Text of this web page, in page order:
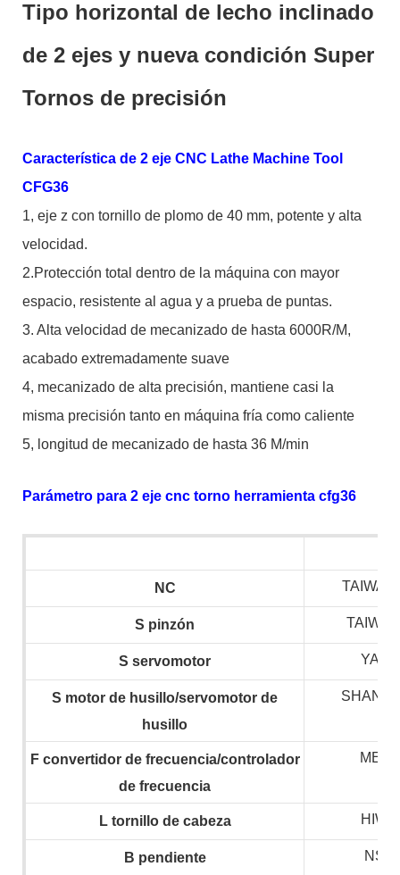
Tipo horizontal de lecho inclinado
de 2 ejes y nueva condición Super
Tornos de precisión
Característica de 2 eje CNC Lathe Machine Tool
CFG36
1, eje z con tornillo de plomo de 40 mm, potente y alta
velocidad.
2.Protección total dentro de la máquina con mayor
espacio, resistente al agua y a prueba de puntas.
3. Alta velocidad de mecanizado de hasta 6000R/M,
acabado extremadamente suave
4, mecanizado de alta precisión, mantiene casi la
misma precisión tanto en máquina fría como caliente
5, longitud de mecanizado de hasta 36 M/min
Parámetro para 2 eje cnc torno herramienta cfg36
NC
S pinzón
S servomotor
S motor de husillo/servomotor de
husillo
Fconvertidor de frecuencia/controlador
de frecuencia
Ltornillo de cabeza
B pendiente